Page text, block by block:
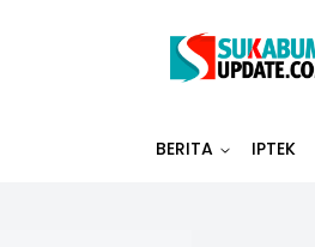
BERITA IPTEK